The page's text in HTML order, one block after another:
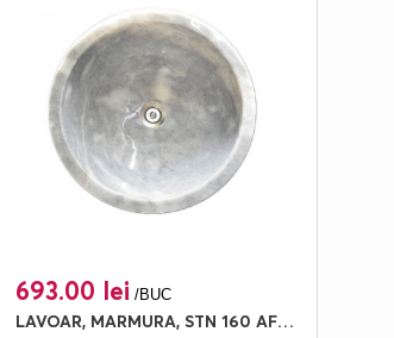
693.00 lei /BUC
LAVOAR, MARMURA, STN 160 AFYON GRI, 42X15, 15, LUSTRUIT